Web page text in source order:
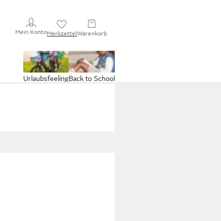
Mein KontoMerkzettelWarenkorb
Back to School
Urlaubsfeeling